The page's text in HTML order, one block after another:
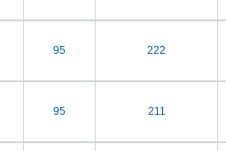
95 222
95 211